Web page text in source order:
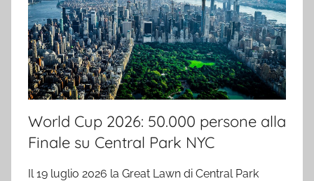
World Cup 2026: 50.000 persone alla
Finale su Central Park NYC
Il 19 luglio 2026 la Great Lawn di Central Park